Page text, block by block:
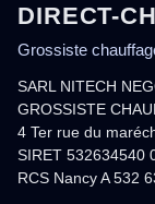
DIRECT-
Grossiste
SARL NITECH
GROSSISTE
4 Ter rue du
SIRET 532634540
RCS Nancy A 532